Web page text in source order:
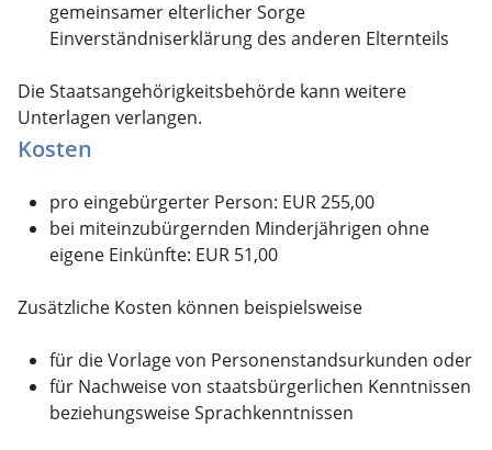
gemeinsamer elterlicher Sorge
Einverständniserklärung des anderen Elternteils
Die Staatsangehörigkeitsbehörde kann weitere
Unterlagen verlangen.
Kosten
pro eingebürgerter Person: EUR 255,00
bei miteinzubürgernden Minderjährigen ohne
eigene Einkünfte: EUR 51,00
Zusätzliche Kosten können beispielsweise
für die Vorlage von Personenstandsurkunden oder
für Nachweise von staatsbürgerlichen Kenntnissen
beziehungsweise Sprachkenntnissen